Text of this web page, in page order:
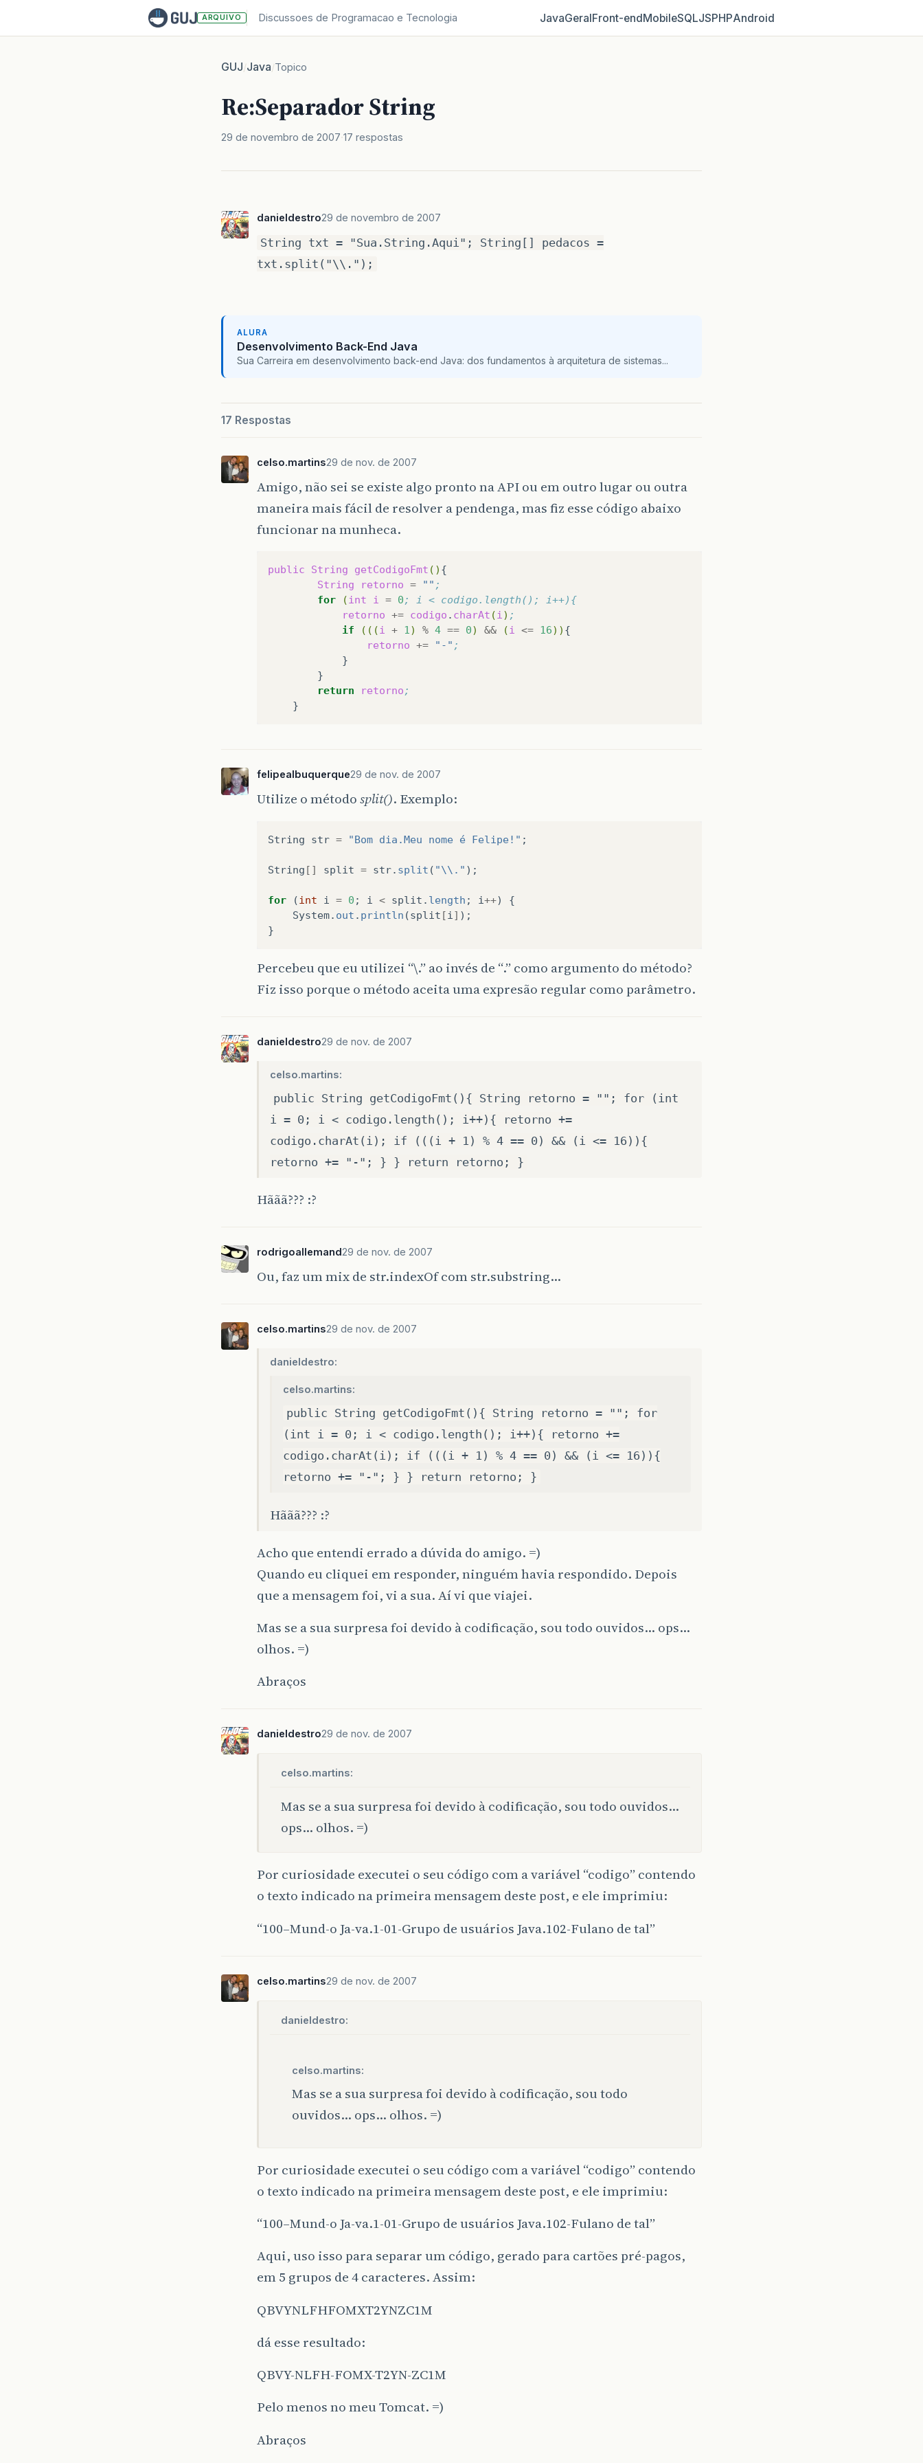
ARQUIVO Discussoes de Programacao e Tecnologia JavaGeralFront‑endMobileSQLJSPHPAndroid
GUJ/Java/Topico
Re:Separador String
29 de novembro de 2007 17 respostas
danieldestro29 de novembro de 2007
String txt = "Sua.String.Aqui"; String[] pedacos =
txt.split("\\.");
ALURA
Desenvolvimento Back-End Java
Sua Carreira em desenvolvimento back-end Java: dos fundamentos à arquitetura de sistemas...
17 Respostas
celso.martins29 de nov. de 2007
Amigo, não sei se existe algo pronto na API ou em outro lugar ou outra
maneira mais fácil de resolver a pendenga, mas fiz esse código abaixo
funcionar na munheca.
public String getCodigoFmt ()
String
retorno = "" ;
for
( int i = 0; i < codigo.length(); i++){
retorno += codigo . charAt ( i ) ;
if
((( i + 1 ) % 4 == 0) && ( i <= 16))
retorno += "-" ;
return
retorno;
felipealbuquerque29 de nov. de 2007
Utilize o métodosplit(). Exemplo:
String str = "Bom dia.Meu nome é Felipe!" ;
String [] split = str. split ( "\\." );
for (int i = 0 ; i < split . length ; i++)
{
System. out . println (split [i ] );
}
Percebeu que eu utilizei “\.” ao invés de “.” como argumento do método?
Fiz isso porque o método aceita uma expresão regular como parâmetro.
danieldestro29 de nov. de 2007
celso.martins:
public String getCodigoFmt(){ String retorno = ""; for (int
i = 0; i < codigo.length(); i++){ retorno +=
codigo.charAt(i); if (((i + 1) % 4 == 0) && (i <= 16)){
retorno += "-"; } } return retorno; }
Hããã??? :?
rodrigoallemand29 de nov. de 2007
Ou, faz um mix de str.indexOf com str.substring…
celso.martins29 de nov. de 2007
danieldestro:
celso.martins:
public String getCodigoFmt(){ String retorno = ""; for
(int i = 0; i < codigo.length(); i++){ retorno +=
codigo.charAt(i); if (((i + 1) % 4 == 0) && (i <= 16)){
retorno += "-"; } } return retorno; }
Hããã??? :?
Acho que entendi errado a dúvida do amigo. =)
Quando eu cliquei em responder, ninguém havia respondido. Depois
que a mensagem foi, vi a sua. Aí vi que viajei.
Mas se a sua surpresa foi devido à codificação, sou todo ouvidos… ops…
olhos. =)
Abraços
danieldestro29 de nov. de 2007
celso.martins:
Mas se a sua surpresa foi devido à codificação, sou todo ouvidos…
ops… olhos. =)
Por curiosidade executei o seu código com a variável “codigo” contendo
o texto indicado na primeira mensagem deste post, e ele imprimiu:
“100–Mund-o Ja-va.1-01-Grupo de usuários Java.102-Fulano de tal”
celso.martins29 de nov. de 2007
danieldestro:
celso.martins:
Mas se a sua surpresa foi devido à codificação, sou todo
ouvidos… ops… olhos. =)
Por curiosidade executei o seu código com a variável “codigo” contendo
o texto indicado na primeira mensagem deste post, e ele imprimiu:
“100–Mund-o Ja-va.1-01-Grupo de usuários Java.102-Fulano de tal”
Aqui, uso isso para separar um código, gerado para cartões pré-pagos,
em 5 grupos de 4 caracteres. Assim:
QBVYNLFHFOMXT2YNZC1M
dá esse resultado:
QBVY-NLFH-FOMX-T2YN-ZC1M
Pelo menos no meu Tomcat. =)
Abraços